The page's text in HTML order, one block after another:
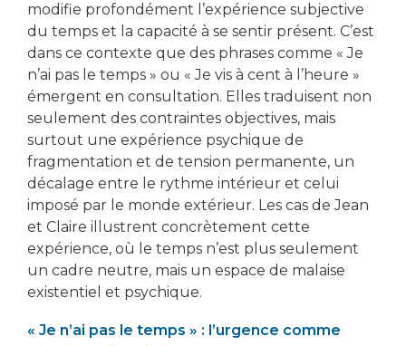
modifie profondément l’expérience subjective
du temps et la capacité à se sentir présent. C’est
dans ce contexte que des phrases comme « Je
n’ai pas le temps » ou « Je vis à cent à l’heure »
émergent en consultation. Elles traduisent non
seulement des contraintes objectives, mais
surtout une expérience psychique de
fragmentation et de tension permanente, un
décalage entre le rythme intérieur et celui
imposé par le monde extérieur. Les cas de Jean
et Claire illustrent concrètement cette
expérience, où le temps n’est plus seulement
un cadre neutre, mais un espace de malaise
existentiel et psychique.
« Je n’ai pas le temps » : l’urgence comme